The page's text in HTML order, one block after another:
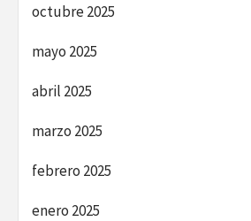
octubre 2025
mayo 2025
abril 2025
marzo 2025
febrero 2025
enero 2025